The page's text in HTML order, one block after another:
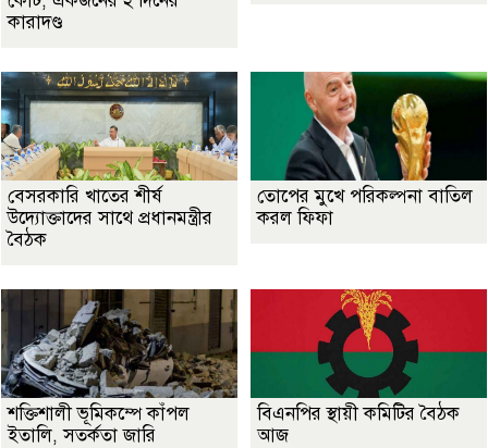
কারাদণ্ড
বেসরকারি খাতের শীর্ষ
উদ্যোক্তাদের সাথে প্রধানমন্ত্রীর
বৈঠক
তোপের মুখে পরিকল্পনা বাতিল
করল ফিফা
শক্তিশালী ভূমিকম্পে কাঁপল
ইতালি, সতর্কতা জারি
বিএনপির স্থায়ী কমিটির বৈঠক
আজ